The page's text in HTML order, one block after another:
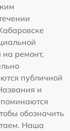
ремонт,
публичной
и
обозначить
Наша